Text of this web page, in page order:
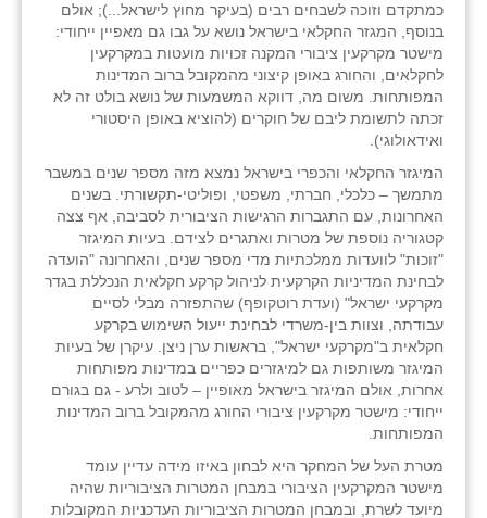
כמתקדם וזוכה לשבחים רבים (בעיקר מחוץ לישראל...); אולם
בנוסף, המגזר החקלאי בישראל נושא על גבו גם מאפיין ייחודי:
מישטר מקרקעין ציבורי המקנה זכויות מועטות במקרקעין
לחקלאים, והחורג באופן קיצוני מהמקובל ברוב המדינות
המפותחות. משום מה, דווקא המשמעות של נושא בולט זה לא
זכתה לתשומת ליבם של חוקרים (להוציא באופן היסטורי
ואידאולוגי).
המיגזר החקלאי והכפרי בישראל נמצא מזה מספר שנים במשבר
מתמשך – כלכלי, חברתי, משפטי, ופוליטי-תקשורתי. בשנים
האחרונות, עם התגברות הרגישות הציבורית לסביבה, אף צצה
קטגוריה נוספת של מטרות ואתגרים לצידם. בעיות המיגזר
"זוכות" לוועדות ממלכתיות מדי מספר שנים, והאחרונה "הועדה
לבחינת המדיניות הקרקעית לניהול קרקע חקלאית הנכללת בגדר
מקרקעי ישראל" (ועדת רוטקופף) שהתפזרה מבלי לסיים
עבודתה, וצוות בין-משרדי לבחינת ייעול השימוש בקרקע
חקלאית ב"מקרקעי ישראל", בראשות ערן ניצן. עיקרן של בעיות
המיגזר משותפות גם למיגזרים כפריים במדינות מפותחות
אחרות, אולם המיגזר בישראל מאופיין – לטוב ולרע - גם בגורם
ייחודי: מישטר מקרקעין ציבורי החורג מהמקובל ברוב המדינות
המפותחות.
מטרת העל של המחקר היא לבחון באיזו מידה עדיין עומד
מישטר המקרקעין הציבורי במבחן המטרות הציבוריות שהיה
מיועד לשרת, ובמבחן המטרות הציבוריות העדכניות המקובלות